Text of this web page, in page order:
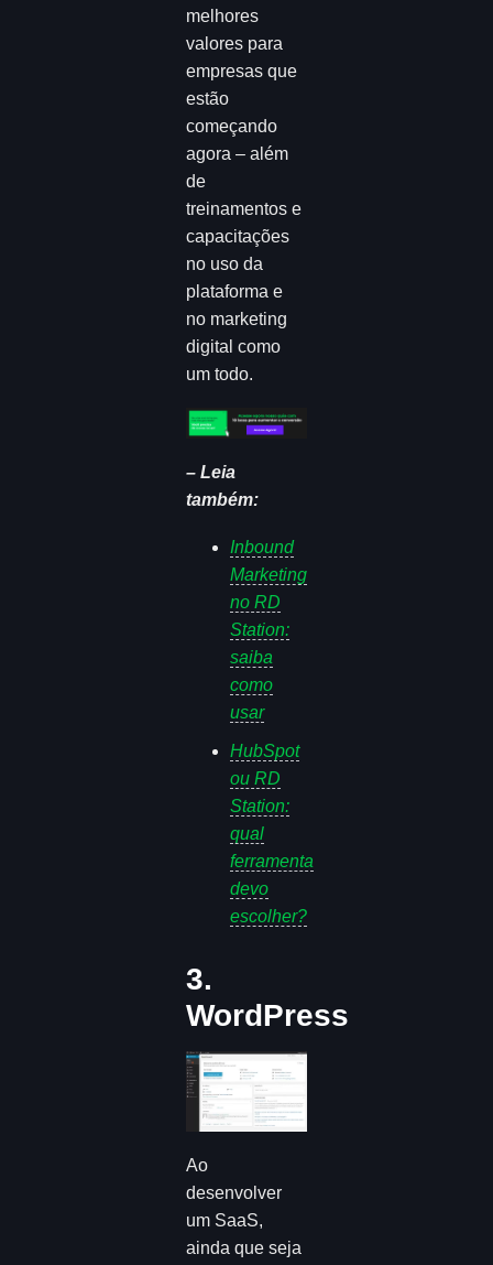
melhores
valores para
empresas que
estão
começando
agora – além
de
treinamentos e
capacitações
no uso da
plataforma e
no marketing
digital como
um todo.
– Leia
também:
Inbound
Marketing
no RD
Station:
saiba
como
usar
HubSpot
ou RD
Station:
qual
ferramenta
devo
escolher?
3.
WordPress
Ao
desenvolver
um SaaS,
ainda que seja